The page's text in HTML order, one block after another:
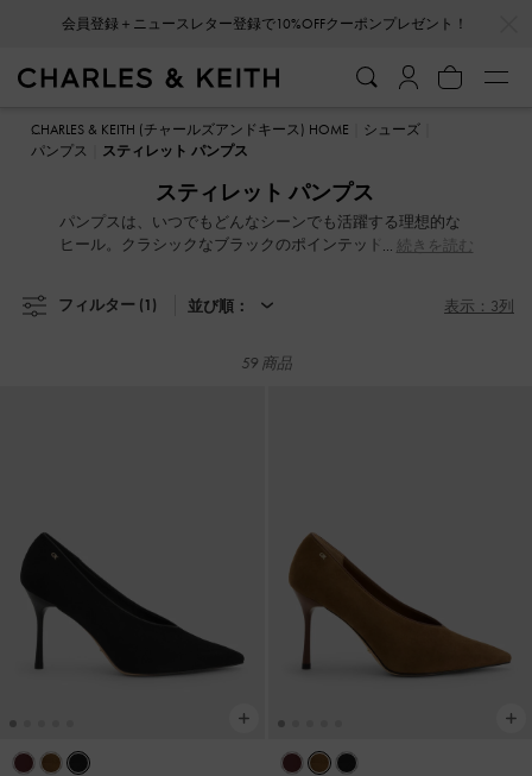
会員登録＋ニュースレター登録で10%OFFクーポンプレゼント！
会員登録＋ニュースレター登録で10%OFFクーポンプレゼント！
CHARLES & KEITH (チャールズアンドキース) HOME
シューズ
パンプス
スティレット パンプス
スティレット パンプス
パンプスは、いつでもどんなシーンでも活躍する理想的な
ヒール。クラシックなブラックのポインテッドトゥスリン
き心地抜群のブロックヒールがおすすめ。パーティーで注
トフォームパンプスで輝きを演出してみてください。
続きを読む
フィルター (1) 並び順： 表示：3列
59 商品